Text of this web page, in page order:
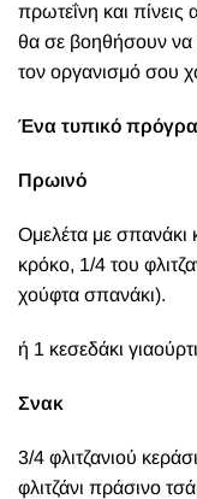
πρωτεΐνη και
θα σε βοηθήσουν να
τον οργανισμό σου
Ένα τυπικό
Πρωινό
Ομελέτα με σπανάκι
κρόκο, 1/4 του
χούφτα σπανάκι).
ή 1 κεσεδάκι
Σνακ
3/4 φλιτζανιού
φλιτζάνι πράσινο